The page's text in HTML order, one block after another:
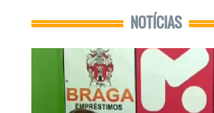
NOTÍCIAS